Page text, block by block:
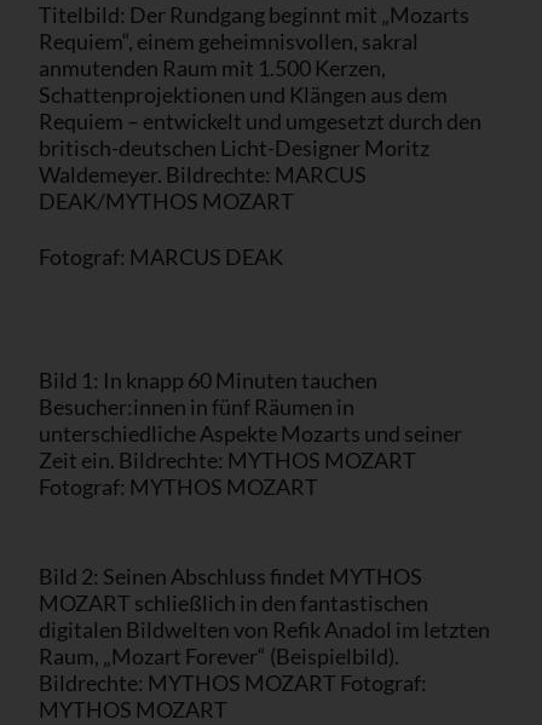
Titelbild: Der Rundgang beginnt mit „Mozarts
Requiem“, einem geheimnisvollen, sakral
anmutenden Raum mit 1.500 Kerzen,
Schattenprojektionen und Klängen aus dem
Requiem – entwickelt und umgesetzt durch den
britisch-deutschen Licht-Designer Moritz
Waldemeyer. Bildrechte: MARCUS
DEAK/MYTHOS MOZART
Fotograf: MARCUS DEAK
Bild 1: In knapp 60 Minuten tauchen
Besucher:innen in fünf Räumen in
unterschiedliche Aspekte Mozarts und seiner
Zeit ein. Bildrechte: MYTHOS MOZART
Fotograf: MYTHOS MOZART
Bild 2: Seinen Abschluss findet MYTHOS
MOZART schließlich in den fantastischen
digitalen Bildwelten von Refik Anadol im letzten
Raum, „Mozart Forever“ (Beispielbild).
Bildrechte: MYTHOS MOZART Fotograf:
MYTHOS MOZART